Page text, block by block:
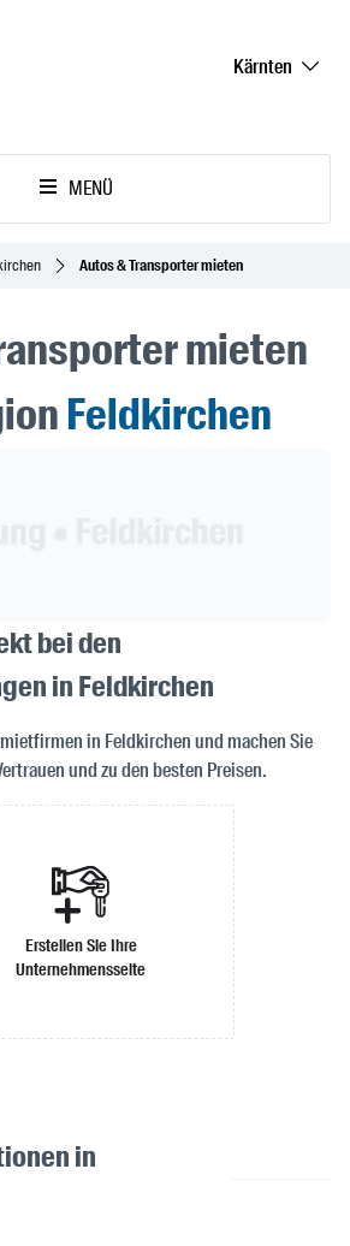
Kärnten
MENÜ
Autos & Transporter mieten
mieten
Feldkirchen
bei den
in Feldkirchen
in Feldkirchen und machen Sie
und zu den besten Preisen.
Erstellen Sie Ihre
Unternehmensseite
in